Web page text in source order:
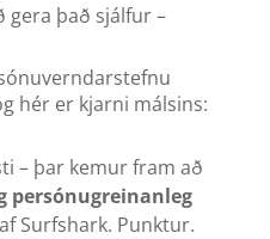
gera það sjálfur –
hér er kjarni málsins:
– þar kemur fram að
persónugreinanleg
af Surfshark. Punktur.